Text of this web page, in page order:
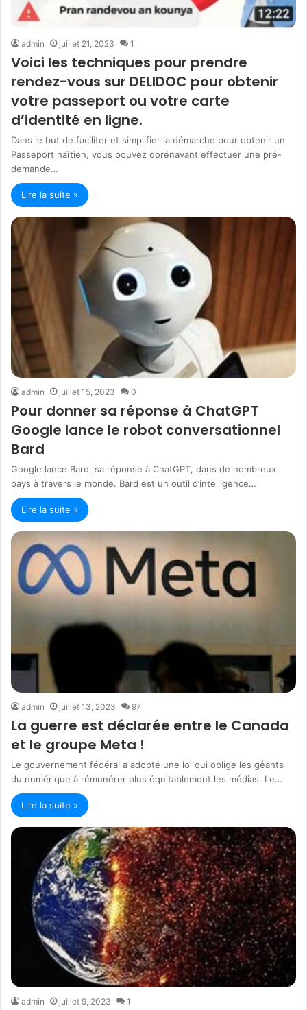
admin juillet 21, 2023 1
Voici les techniques pour prendre
rendez-vous sur DELIDOC pour obtenir
votre passeport ou votre carte
d’identité en ligne.
Dans le but de faciliter et simplifier la démarche pour obtenir un
Passeport haïtien, vous pouvez dorénavant effectuer une pré-
demande…
Lire la suite »
admin juillet 15, 2023 0
Pour donner sa réponse à ChatGPT
Google lance le robot conversationnel
Bard
Google lance Bard, sa réponse à ChatGPT, dans de nombreux
pays à travers le monde. Bard est un outil d’intelligence…
Lire la suite »
admin juillet 13, 2023 97
La guerre est déclarée entre le Canada
et le groupe Meta !
Le gouvernement fédéral a adopté une loi qui oblige les géants
du numérique à rémunérer plus équitablement les médias. Le…
Lire la suite »
admin juillet 9, 2023 1